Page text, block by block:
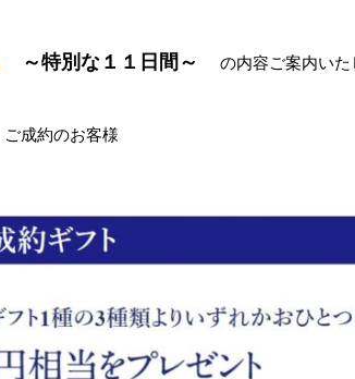
～特別な１１日間～ の内容ご案内いた
ご成約のお客様